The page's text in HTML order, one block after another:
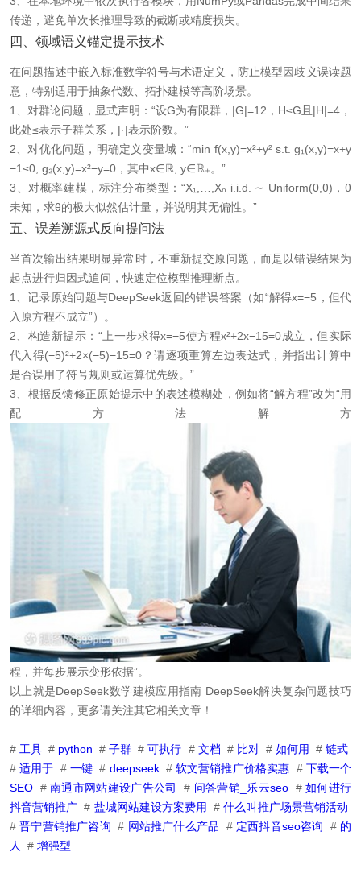
传递，避免单次长推理导致的截断或精度损失。
四、领域语义锚定提示技术
在问题描述中嵌入标准数学符号与术语定义，防止模型因歧义误读题
意，特别适用于抽象代数、拓扑建模等高阶场景。
1、对群论问题，显式声明：“设G为有限群，|G|=12，H≤G且|H|=4，
此处≤表示子群关系，|·|表示阶数。”
2、对优化问题，明确定义变量域：“min f(x,y)=x²+y² s.t. g₁(x,y)=x+y
−1≤0, g₂(x,y)=x²−y=0，其中x∈ℝ, y∈ℝ₊。”
3、对概率建模，标注分布类型：“X₁,…,Xₙ i.i.d. ∼ Uniform(0,θ)，θ
未知，求θ的极大似然估计量，并说明其无偏性。”
五、误差溯源式反向提问法
当首次输出结果明显异常时，不重新提交原问题，而是以错误结果为
起点进行归因式追问，快速定位模型推理断点。
1、记录原始问题与DeepSeek返回的错误答案（如“解得x=−5，但代
入原方程不成立”）。
2、构造新提示：“上一步求得x=−5使方程x²+2x−15=0成立，但实际
代入得(−5)²+2×(−5)−15=0？请逐项重算左边表达式，并指出计算中
是否误用了符号规则或运算优先级。”
3、根据反馈修正原始提示中的表述模糊处，例如将“解方程”改为“用
配方法解方
程，并每步展示变形依据”。
以上就是DeepSeek数学建模应用指南 DeepSeek解决复杂问题技巧
的详细内容，更多请关注其它相关文章！
# 工具 # python #子群 #可执行 # 文档 # 比对# 如何用 #链式
#适用于 # 一键 # deepseek# 软文营销推广价格实惠 # 下载一个
SEO # 南通市网站建设广告公司 # 问答营销_乐云seo #如何进行
抖音营销推广 # 盐城网站建设方案费用 #什么叫推广场景营销活动
#晋宁营销推广咨询 # 网站推广什么产品 # 定西抖音seo咨询 # 的
人
# 增强型